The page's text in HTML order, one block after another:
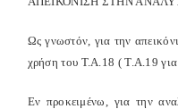
Ως γνωστόν, για την
χρήση του Τ.Α.18 ( Τ.Α.19
Εν προκειμένω, για την